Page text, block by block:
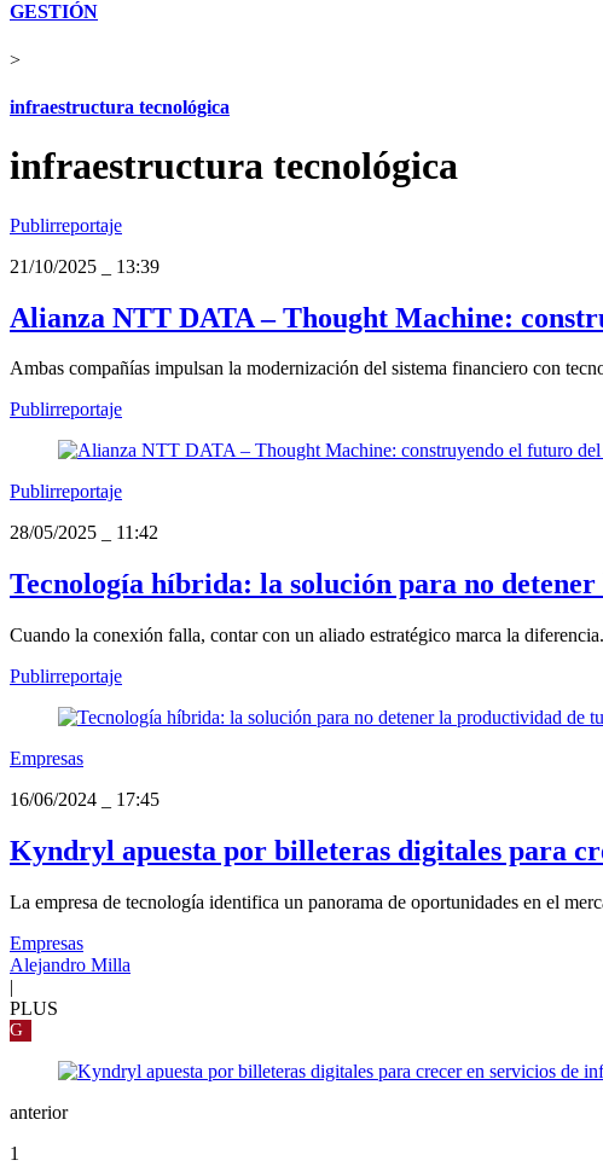
GESTIÓN
>
infraestructura tecnológica
infraestructura tecnológica
Publirreportaje
21/10/2025
13:39
Alianza NTT DATA – Thought Machine:
Ambas compañías impulsan la modernización del sistema financiero con
Publirreportaje
Publirreportaje
28/05/2025
11:42
Tecnología híbrida: la solución para no
Cuando la conexión falla, contar con un aliado estratégico marca la
Publirreportaje
Empresas
16/06/2024
17:45
Kyndryl apuesta por billeteras digitales para
La empresa de tecnología identifica un panorama de oportunidades en el
Empresas
Alejandro Milla
|
PLUS
G
anterior
1